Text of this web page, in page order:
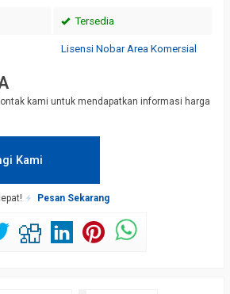
Tersedia
Lisensi Nobar Area Komersial
kami untuk mendapatkan informasi harga
Kami
Pesan Sekarang